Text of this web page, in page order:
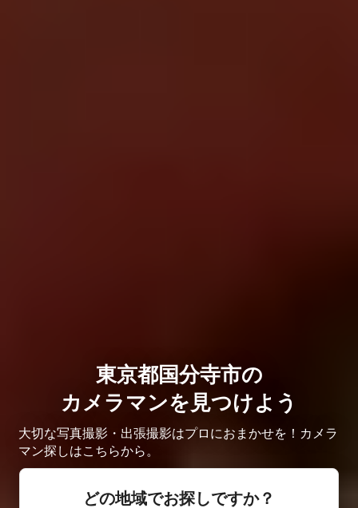
東京都国分寺市の
カメラマンを見つけよう
大切な写真撮影・出張撮影はプロにおまかせを！カメラ
マン探しはこちらから。
どの地域でお探しですか？